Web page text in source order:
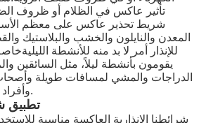
تأثير عاكس في الظلام أو ظروف
شريط تحذير عاكس على معظم
المعدن والنايلون والخشب والبلاستيك
للإنذار أمر لا بد منه للأنشطة
يقومون بأنشطة ليلاً، مثل السائقين
الدراجات والمشي لمسافات طويلة
وأفراد الأمن وعمال الصناعة.
تطبيق
شرائطنا الإنذارية العاكسة مناسبة